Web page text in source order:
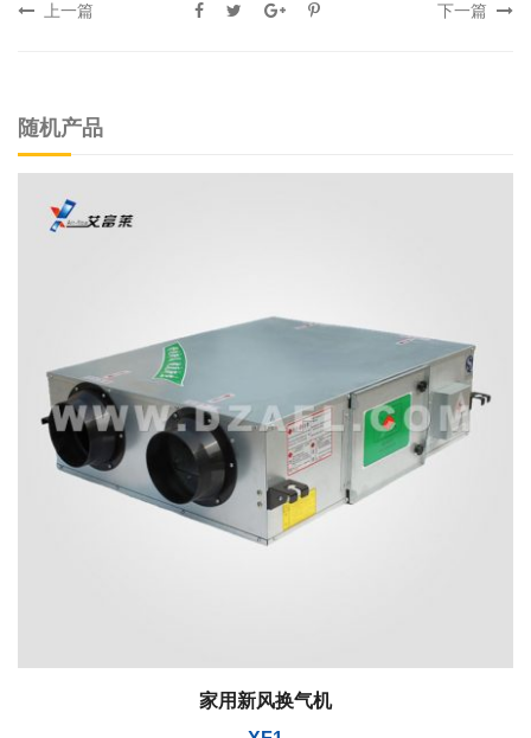
上一篇 下一篇
随机产品
家用新风换气机